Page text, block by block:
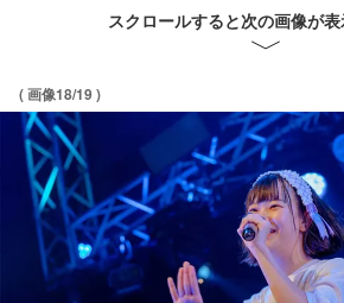
スクロールすると次の画像が
( 画像18/19 )